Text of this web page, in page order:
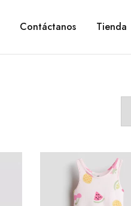
Contáctanos Tienda